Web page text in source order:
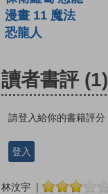
漫畫 11 魔法
恐龍人
讀者書評 (1)
請登入給你的書籍評分
登入
林汶宇 |